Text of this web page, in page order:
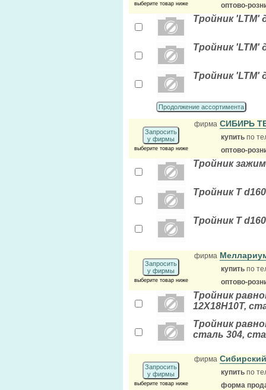
выберите товар ниже
оптово-
Тройник 'LTM'
Тройник 'LTM'
Тройник 'LTM'
Продолжение ассортимента
Запросить
у фирмы
выберите товар ниже
фирма СИБИРЬ
купить по
оптово-
Тройник
Тройник Т
Тройник Т
Запросить
у фирмы
выберите товар ниже
фирма
купить по
оптово-
Тройник
12Х18Н10Т,
Тройник
сталь 304,
Запросить
у фирмы
выберите товар ниже
фирма
купить по
форма